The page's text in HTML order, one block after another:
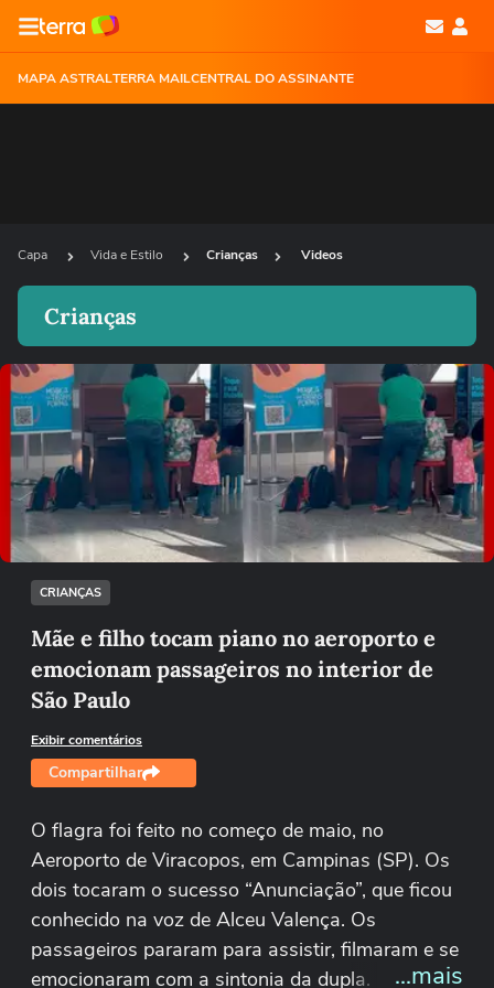
MAPA ASTRALTERRA MAILCENTRAL DO ASSINANTE
Capa Vida e Estilo Crianças Videos
Crianças
Ops!
Não foi possível reproduzir o vídeo
Tentar novamente
CRIANÇAS
Mãe e filho tocam piano no aeroporto e
emocionam passageiros no interior de
São Paulo
Exibir comentários
Compartilhar
O flagra foi feito no começo de maio, no
Aeroporto de Viracopos, em Campinas (SP). Os
dois tocaram o sucesso “Anunciação”, que ficou
conhecido na voz de Alceu Valença. Os
passageiros pararam para assistir, filmaram e se
emocionaram com a sintonia da dupla.
...mais